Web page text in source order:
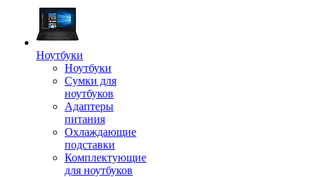
Ноутбуки
Ноутбуки
Сумки для
ноутбуков
Адаптеры
питания
Охлаждающие
подставки
Комплектующие
для ноутбуков